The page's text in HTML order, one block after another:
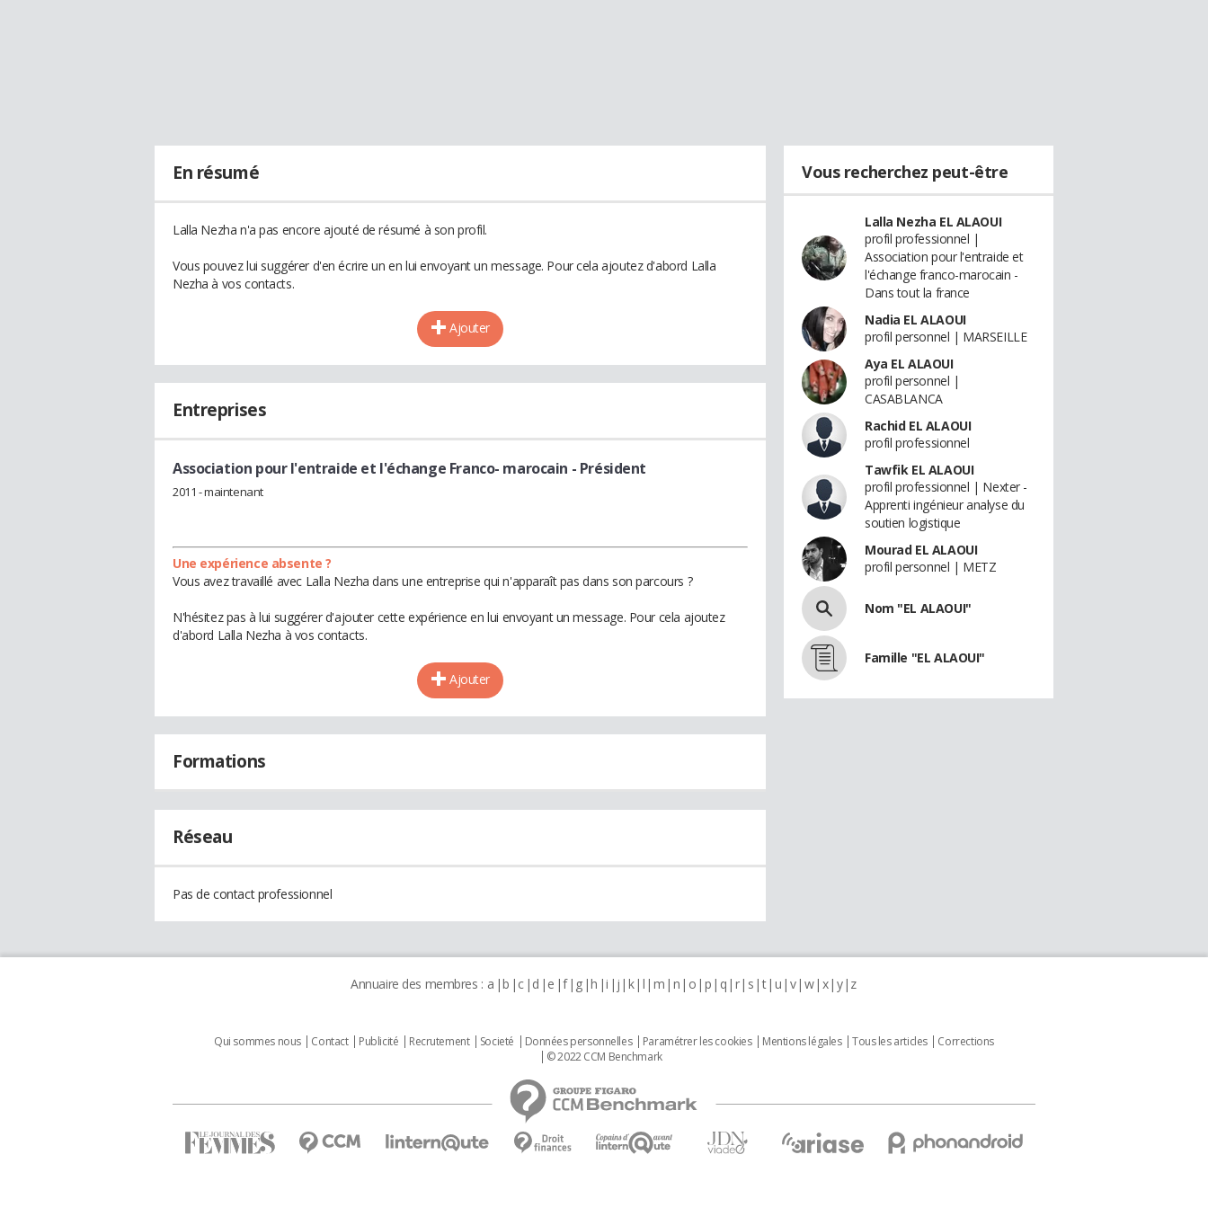
En résumé
Lalla Nezha n'a pas encore ajouté de résumé à son profil.
Vous pouvez lui suggérer d'en écrire un en lui envoyant un message. Pour cela ajoutez d'abord Lalla
Nezha à vos contacts.
Ajouter
Entreprises
Association pour l'entraide et l'échange Franco- marocain - Président
2011 - maintenant
Une expérience absente ?
Vous avez travaillé avec Lalla Nezha dans une entreprise qui n'apparaît pas dans son parcours ?
N'hésitez pas à lui suggérer d'ajouter cette expérience en lui envoyant un message. Pour cela ajoutez
d'abord Lalla Nezha à vos contacts.
Ajouter
Formations
Réseau
Pas de contact professionnel
Vous recherchez peut-être
Lalla Nezha EL ALAOUI
profil professionnel |
Association pour l'entraide et
l'échange franco-marocain -
Dans tout la france
Nadia EL ALAOUI
profil personnel | MARSEILLE
Aya EL ALAOUI
profil personnel |
CASABLANCA
Rachid EL ALAOUI
profil professionnel
Tawfik EL ALAOUI
profil professionnel | Nexter -
Apprenti ingénieur analyse du
soutien logistique
Mourad EL ALAOUI
profil personnel | METZ
Nom "EL ALAOUI"
Famille "EL ALAOUI"
Annuaire des membres : a b c d e f g h i j k l m n o p q r s t u v w x y z
Qui sommes nous Contact Publicité Recrutement Societé Données personnelles Paramétrer les cookies Mentions légales Tous les articles
Corrections
© 2022 CCM Benchmark